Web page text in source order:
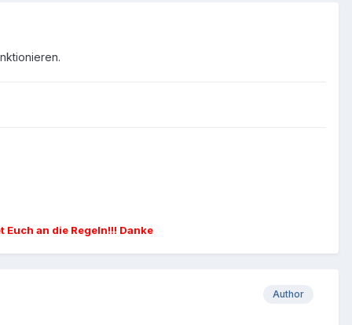
an die Regeln!!! Danke
Author